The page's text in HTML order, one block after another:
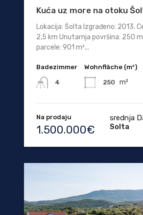
Kuća uz more na otoku
Lokacija: Šolta Izgrađeno: 2013.
2,5 km Unutarnja površina: 250
parcele: 901 m²...
Badezimmer
4
Wohnfläche (m²)
250 m²
Na prodaju
1.500.000€
srednja
Solta